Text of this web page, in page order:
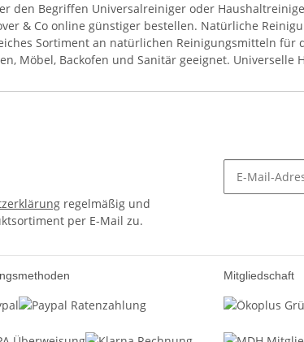
den Begriffen Universalreiniger oder
& Co online günstiger bestellen. Natürliche
Sortiment an natürlichen Reinigungsmitteln für
Möbel, Backofen und Sanitär geeignet. Universelle
regelmäßig und
per E-Mail zu.
Mitgliedschaft